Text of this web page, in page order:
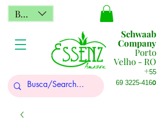
Schwaab
Company
Porto
Velho - RO
+55
69 3225-4160
BRL (R$)